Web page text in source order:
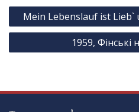
Н
а
а
Mein Lebenslauf ist Lieb`
1959, Фінські